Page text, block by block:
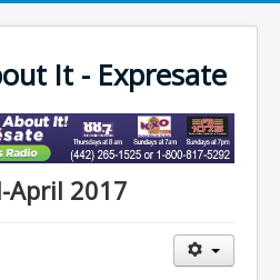
It - Expresate
April 2017